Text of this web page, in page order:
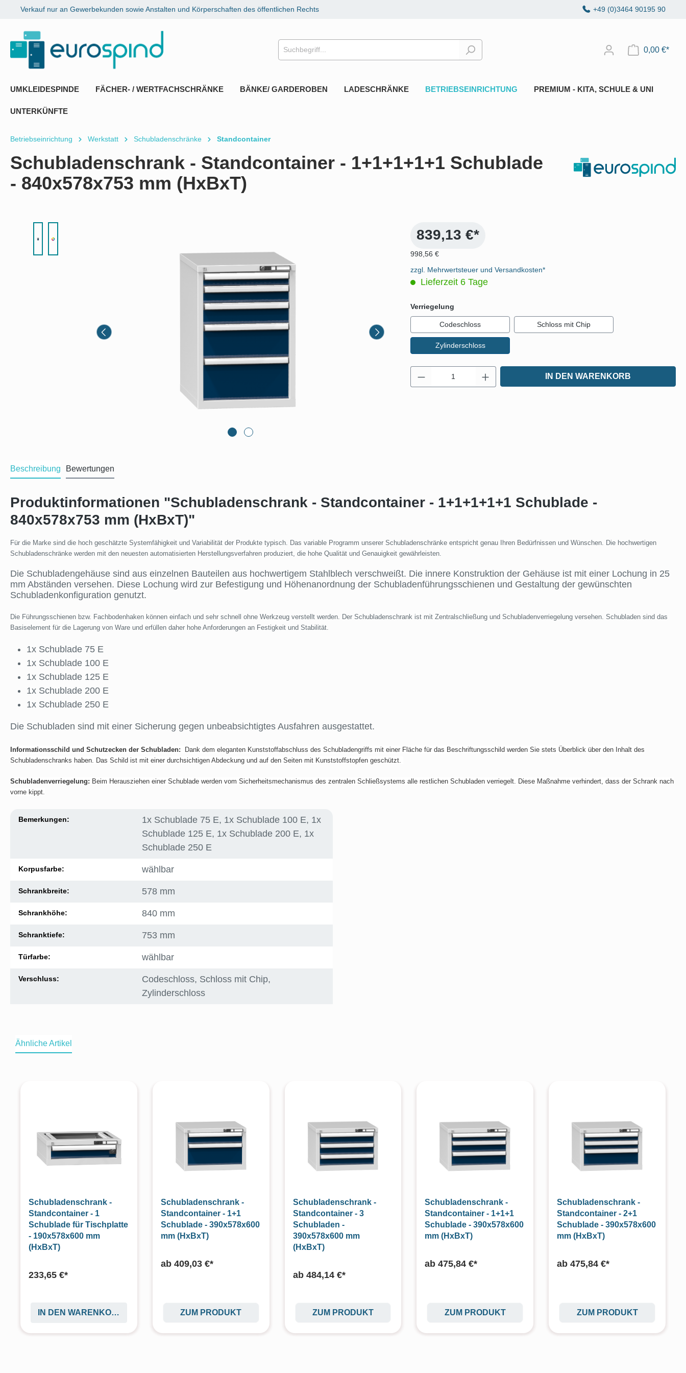
Zur Hauptnavigation springen
Verkauf nur an Gewerbekunden sowie Anstalten und Körperschaften des öffentlichen Rechts +49 (0)3464 90195 90
0,00 €*
UMKLEIDESPINDE FÄCHER- / WERTFACHSCHRÄNKE BÄNKE/ GARDEROBEN LADESCHRÄNKE BETRIEBSEINRICHTUNG PREMIUM - KITA, SCHULE & UNI
UNTERKÜNFTE
Betriebseinrichtung Werkstatt Schubladenschränke Standcontainer
Schubladenschrank - Standcontainer - 1+1+1+1+1 Schublade
- 840x578x753 mm (HxBxT)
839,13 €*
998,56 €
zzgl. Mehrwertsteuer und Versandkosten*
Lieferzeit 6 Tage
Verriegelung
Codeschloss Schloss mit Chip
Zylinderschloss
Produkt Anzahl: Gib den gewünschten Wert ein
IN DEN WARENKORB
Beschreibung Bewertungen
Produktinformationen "Schubladenschrank - Standcontainer - 1+1+1+1+1 Schublade -
840x578x753 mm (HxBxT)"
Für die Marke sind die hoch geschätzte Systemfähigkeit und Variabilität der Produkte typisch. Das variable Programm unserer Schubladenschränke entspricht genau Ihren Bedürfnissen und Wünschen. Die hochwertigen
Schubladenschränke werden mit den neuesten automatisierten Herstellungsverfahren produziert, die hohe Qualität und Genauigkeit gewährleisten.
Die Schubladengehäuse sind aus einzelnen Bauteilen aus hochwertigem Stahlblech verschweißt. Die innere Konstruktion der Gehäuse ist mit einer Lochung in 25
mm Abständen versehen. Diese Lochung wird zur Befestigung und Höhenanordnung der Schubladenführungsschienen und Gestaltung der gewünschten
Schubladenkonfiguration genutzt.
Die Führungsschienen bzw. Fachbodenhaken können einfach und sehr schnell ohne Werkzeug verstellt werden. Der Schubladenschrank ist mit Zentralschließung und Schubladenverriegelung versehen. Schubladen sind das
Basiselement für die Lagerung von Ware und erfüllen daher hohe Anforderungen an Festigkeit und Stabilität.
1x Schublade 75 E
1x Schublade 100 E
1x Schublade 125 E
1x Schublade 200 E
1x Schublade 250 E
Die Schubladen sind mit einer Sicherung gegen unbeabsichtigtes Ausfahren ausgestattet.
Informationsschild und Schutzecken der Schubladen:
Dank dem eleganten Kunststoffabschluss des Schubladengriffs mit einer Fläche für das Beschriftungsschild werden Sie stets Überblick über den Inhalt des
Schubladenschranks haben. Das Schild ist mit einer durchsichtigen Abdeckung und auf den Seiten mit Kunststoffstopfen geschützt.
Schubladenverriegelung: Beim Herausziehen einer Schublade werden vom Sicherheitsmechanismus des zentralen Schließsystems alle restlichen Schubladen verriegelt. Diese Maßnahme verhindert, dass der Schrank nach
vorne kippt.
Bemerkungen:
1x Schublade 75 E, 1x Schublade 100 E, 1x
Schublade 125 E, 1x Schublade 200 E, 1x
Schublade 250 E
Korpusfarbe: wählbar
Schrankbreite: 578 mm
Schrankhöhe: 840 mm
Schranktiefe: 753 mm
Türfarbe: wählbar
Verschluss: Codeschloss, Schloss mit Chip,
Zylinderschloss
Ähnliche Artikel
Schubladenschrank -
Standcontainer - 1
Schublade für Tischplatte
- 190x578x600 mm
(HxBxT)
233,65 €*
IN DEN WARENKORB
Schubladenschrank -
Standcontainer - 1+1
Schublade - 390x578x600
mm (HxBxT)
ab 409,03 €*
ZUM PRODUKT
Schubladenschrank -
Standcontainer - 3
Schubladen -
390x578x600 mm
(HxBxT)
ab 484,14 €*
ZUM PRODUKT
Schubladenschrank -
Standcontainer - 1+1+1
Schublade - 390x578x600
mm (HxBxT)
ab475,84 €*
ZUM PRODUKT
Schubladenschrank -
Standcontainer - 2+1
Schublade - 390x578x600
mm (HxBxT)
ab475,84 €*
ZUM PRODUKT